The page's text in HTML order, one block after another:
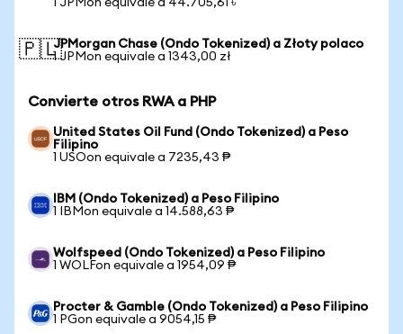
1 JPMon equivale a 44.705,61 ৳
🇵🇱JPMorgan Chase (Ondo Tokenized) a Złoty polaco
1 JPMon equivale a 1343,00 zł
Convierte otros RWA a PHP
United States Oil Fund (Ondo Tokenized) a Peso
Filipino
1 USOon equivale a 7235,43 ₱
IBM (Ondo Tokenized) a Peso Filipino
1 IBMon equivale a 14.588,63 ₱
Wolfspeed (Ondo Tokenized) a Peso Filipino
1 WOLFon equivale a 1954,09 ₱
Procter & Gamble (Ondo Tokenized) a Peso Filipino
1 PGon equivale a 9054,15 ₱